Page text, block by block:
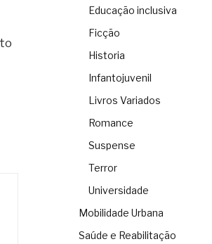
Educação inclusiva
Ficção
Historia
Infantojuvenil
Livros Variados
Romance
Suspense
Terror
Universidade
Mobilidade Urbana
Saúde e Reabilitação